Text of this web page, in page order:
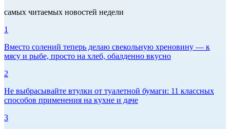
самых читаемых новостей недели
1
Вместо солений теперь делаю свекольную хреновину — к
мясу и рыбе, просто на хлеб, обалденно вкусно
2
Не выбрасывайте втулки от туалетной бумаги: 11 классных
способов применения на кухне и даче
3